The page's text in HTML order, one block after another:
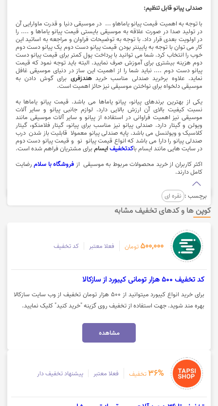
صندلی پیانو قابل تنظیم:
با توجه به اهمیت قیمت پیانو یاماهاو ... در موسیقی دنیا و قدرت ماوارایی آن
در تولید صدا در صورت علاقه به موسیقی بایستی قیمت پیانویاماها و .... را
در اولویت بعدی قرار داد. با توجه به توضیحات فراوان و مراجعه به اساتید این
کار می توان با توجه به پایینتر بودن قیمت پیانو دست دوم یک پیانو دست دوم
خوب را انتخاب کرد. شما می توانید با پرداخت پول کمتر برای قیمت پیانو دست
دوم هزینه بیشتری برای آموزش صرف نمایید. البته باید توجه نمود که قیمت
پیانو دست دوم .... نباید شما را از اهمیت این ساز در دنیای موسیقیغافل
نماید. علاوه برخرید صندلی مناسب خریدهندزفری برای گوش دادن به
موسیقی دلخواه برای نواختن موسیقی نیز حائز اهمیت است.
یکی از بهترین برندهای پیانو، پیانو یاماها می باشد. قیمت پیانو یاماها به
نسبت کیفیت بالای آن ارزش بالایی دارد. لوازم جانبی پیانو و سایر آلات
موسیقی نیز اهمیت فراوانی در استفاده از پیانو و سایر آلات موسیقی مانند
ویولن وگیتار دارد. صندلی پیانو نیز مناسب برای پیانو، گیتار فلامنکو، گیتار
کلاسیک و ویولنسل می باشد. پایه صندلی پیانو معمولا قابلیت باز شدن درب
صندلی پیانو را دارا می باشد که انواع قیمت پیانو نو و قیمت پیانو دست دوم
در سایت هایی مانند ایسام باکدتخفیفایسام برای مشتریان فراهم شده است.
اکثر کاربران از خرید محصولات مربوط به موسیقی از فروشگاه با سلام رضایت
کامل دارند.
برچسب : نقره ای
کوپن ها و کدهای تخفیف مشابه
500,000 تومان فعلا معتبر کد تخفیف
کد تخفیف 500 هزار تومانی کیبورد از سازکالا
برای خرید انواع کیبورد میتوانید از 500 هزار تومان تخفیف از وب سایت سازکالا
بهره مند شوید. جهت استفاده از تخفیف روی گزینه "خرید کنید" کلیک نمایید.
مشاهده
36% تخفیف فعلا معتبر پیشنهاد تخفیف دار